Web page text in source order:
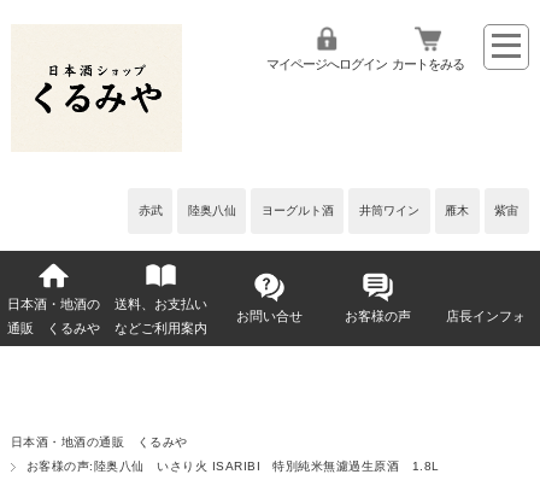
赤武 陸奥八仙 ヨーグルト酒 井筒ワイン 雁木 紫宙
マイページへログイン カートをみる
日本酒・地酒の
通販 くるみや
送料、お支払い
などご利用案内
お問い合せ お客様の声 店長インフォ
日本酒・地酒の通販 くるみや
お客様の声:陸奥八仙 いさり火 ISARIBI 特別純米無濾過生原酒 1.8L